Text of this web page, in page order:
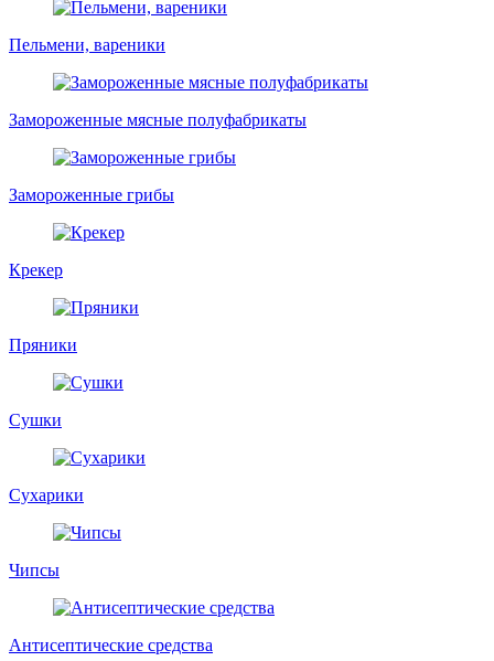
Пельмени, вареники
Замороженные мясные полуфабрикаты
Замороженные грибы
Крекер
Пряники
Сушки
Сухарики
Чипсы
Антисептические средства